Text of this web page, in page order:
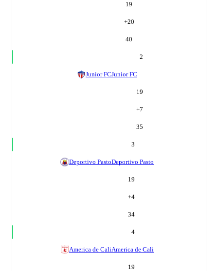
19
+20
40
2
Junior FCJunior FC
19
+7
35
3
Deportivo PastoDeportivo Pasto
19
+4
34
4
America de CaliAmerica de Cali
19